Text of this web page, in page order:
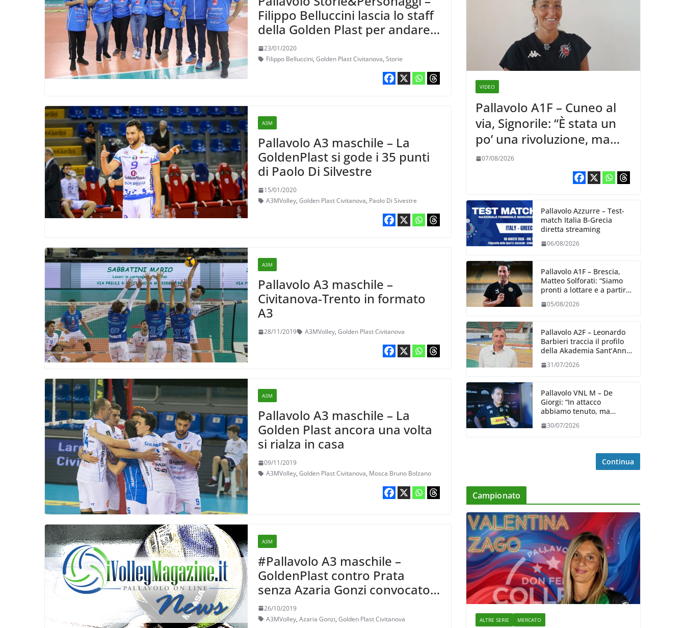
Filippo Belluccini lascia lo staff
della Golden Plast per andare
ad insegnare in una scuola
italiana in Russia
23/01/2020
Filippo Belluccini,Golden Plast Civitanova,Storie
A3M
Pallavolo A3 maschile – La
GoldenPlast si gode i 35 punti
di Paolo Di Silvestre
15/01/2020
A3MVolley,Golden Plast Civitanova, Paolo Di Sivestre
A3M
Pallavolo A3 maschile –
Civitanova-Trento in formato
A3
28/11/2019 A3MVolley,Golden Plast Civitanova
A3M
Pallavolo A3 maschile – La
Golden Plast ancora una volta
si rialza in casa
09/11/2019
A3MVolley,Golden Plast Civitanova, Mosca Bruno Bolzano
A3M
#Pallavolo A3 maschile –
GoldenPlast contro Prata
senza Azaria Gonzi convocato
dalla Lube per la SuperLega
26/10/2019
A3MVolley,Azaria Gonzi,Golden Plast Civitanova
VIDEO
Pallavolo A1F – Cuneo al
via, Signorile: “È stata un
po’ una rivoluzione, ma
abbiamo le idee chiare siu
cosa vogliamo fare”
07/08/2026
Pallavolo Azzurre – Test-
match Italia B-Grecia
diretta streaming
06/08/2026
Pallavolo A1F – Brescia,
Matteo Solforati: “Siamo
pronti a lottare e a partire
giorno”
05/08/2026
Pallavolo A2F – Leonardo
Barbieri traccia il profilo
della Akademia Sant’Anna
31/07/2026
Pallavolo VNL M – De
Giorgi: “In attacco
abbiamo tenuto, ma
dalla prestazione in
30/07/2026
Continua
Campionato
ALTRE SERIE MERCATO